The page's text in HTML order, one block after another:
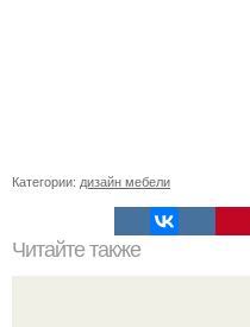
Категории: дизайн мебели
Читайте также